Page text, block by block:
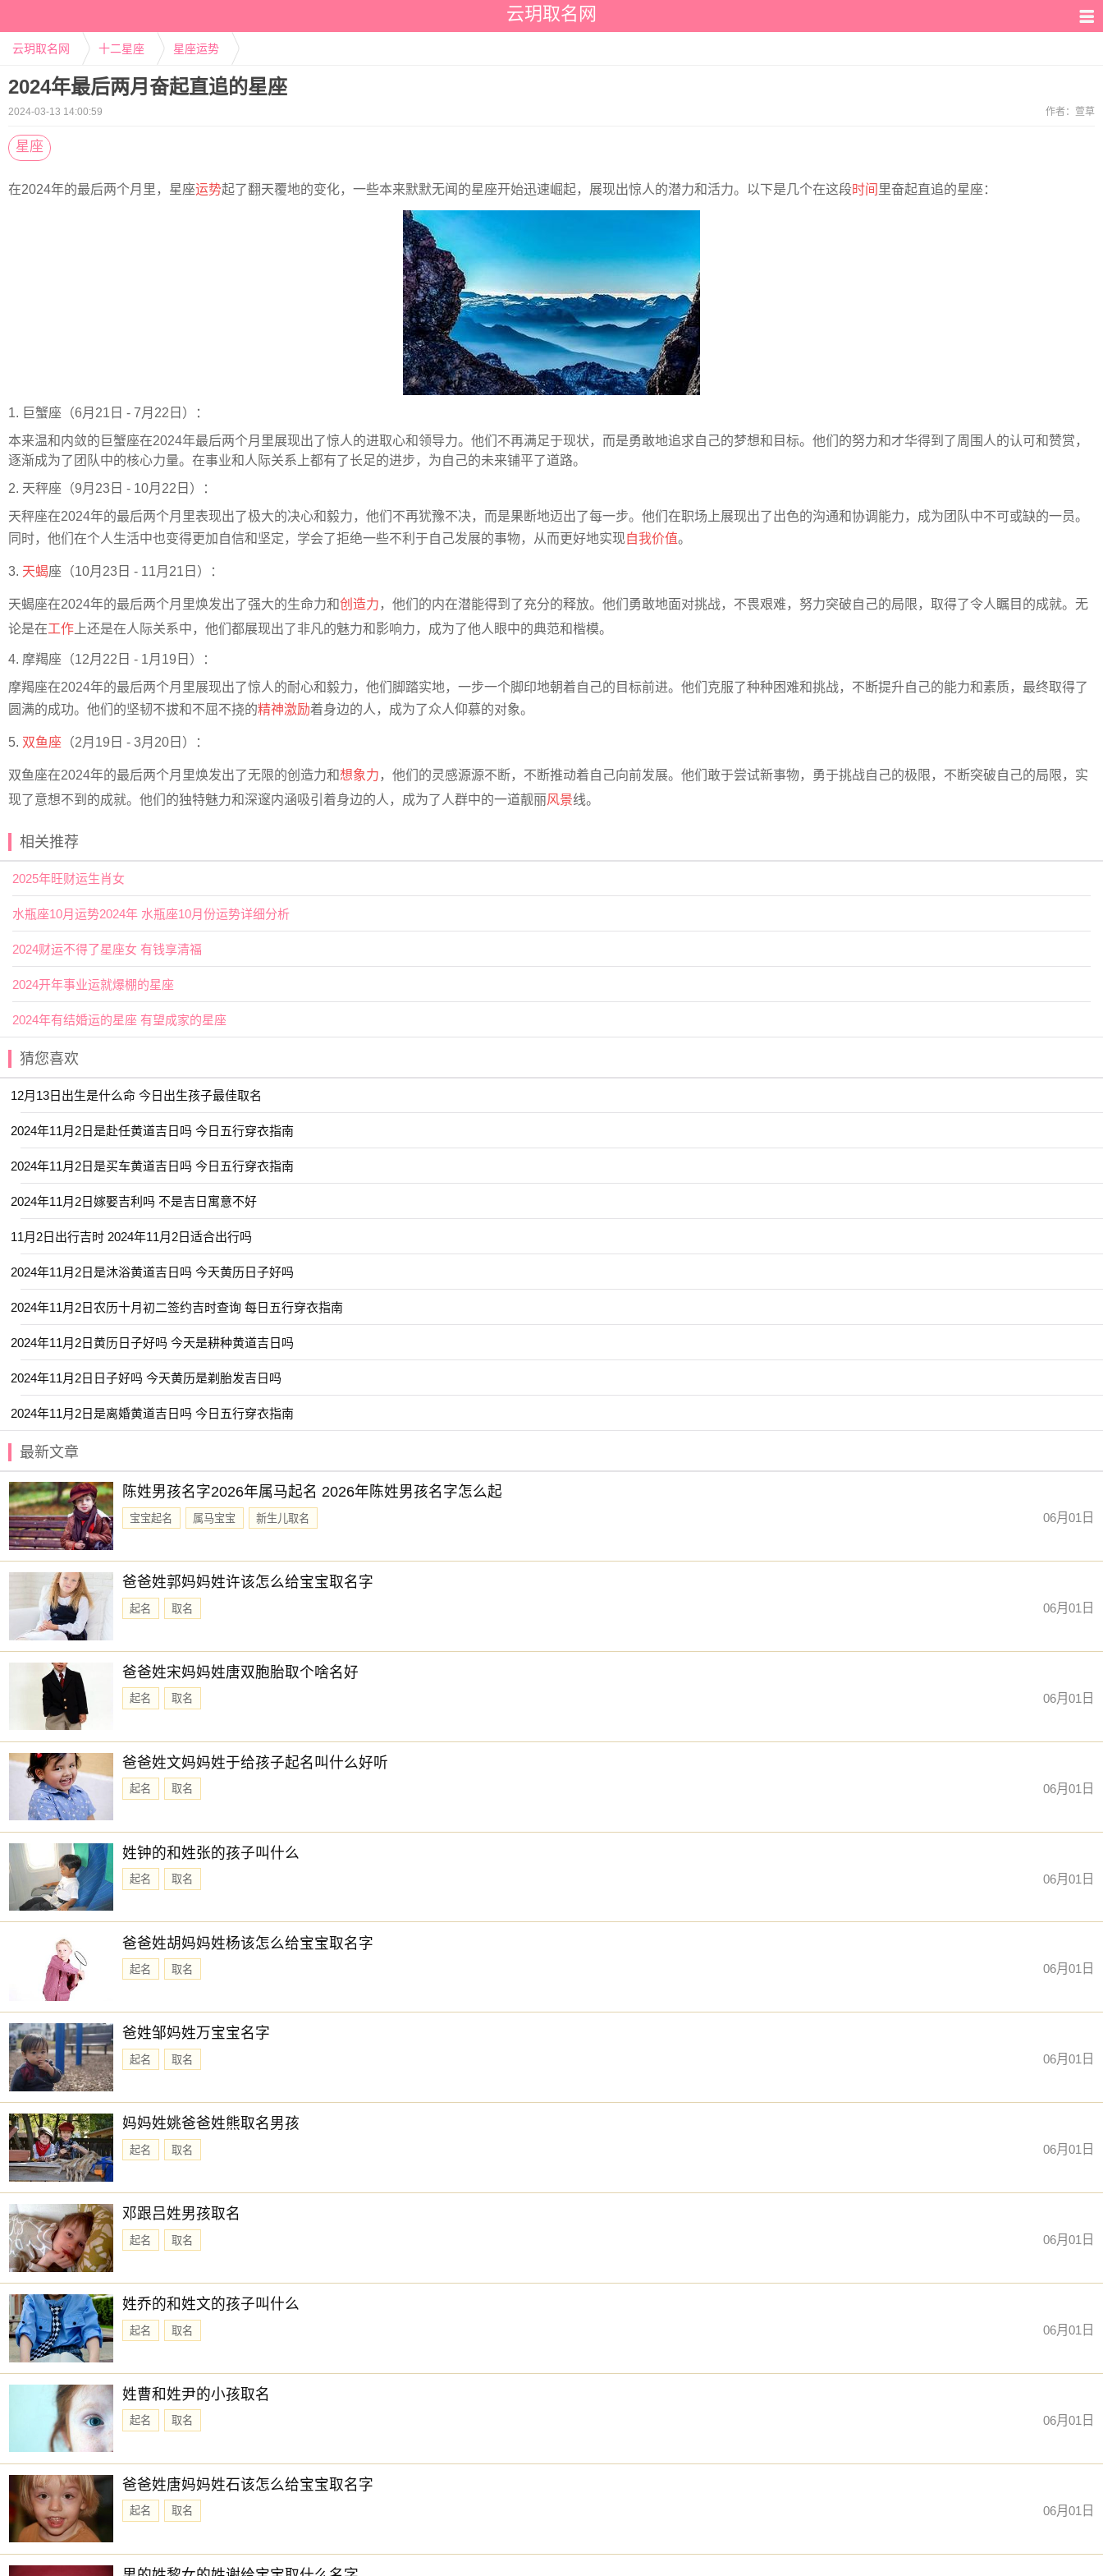
云玥取名网
云玥取名网 十二星座 星座运势
2024年最后两月奋起直追的星座
2024-03-13 14:00:59 作者： 萱草
星座
在2024年的最后两个月里，星座运势起了翻天覆地的变化，一些本来默默无闻的星座开始迅速崛起，展现出惊人的潜力和活力。以下是几个在这段时间 里奋起直追的星座：
1. 巨蟹座（6月21日 - 7月22日）：
本来温和内敛的巨蟹座在2024年最后两个月里展现出了惊人的进取心和领导力。他们不再满足于现状，而是勇敢地追求自己的梦想和目标。他们的努力和才华得到了周围人的认可和赞赏，
逐渐成为了团队中的核心力量。在事业和人际关系上都有了长足的进步，为自己的未来铺平了道路。
2. 天秤座（9月23日 - 10月22日）：
天秤座在2024年的最后两个月里表现出了极大的决心和毅力，他们不再犹豫不决，而是果断地迈出了每一步。他们在职场上展现出了出色的沟通和协调能力，成为团队中不可或缺的一员。
同时，他们在个人生活中也变得更加自信和坚定，学会了拒绝一些不利于自己发展的事物，从而更好地实现自我价值。
3. 天蝎座（10月23日 - 11月21日）：
天蝎座在2024年的最后两个月里焕发出了强大的生命力和创造力 ，他们的内在潜能得到了充分的释放。他们勇敢地面对挑战，不畏艰难，努力突破自己的局限，取得了令人瞩目的成就。无
论是在工作 上还是在人际关系中，他们都展现出了非凡的魅力和影响力，成为了他人眼中的典范和楷模。
4. 摩羯座（12月22日 - 1月19日）：
摩羯座在2024年的最后两个月里展现出了惊人的耐心和毅力，他们脚踏实地，一步一个脚印地朝着自己的目标前进。他们克服了种种困难和挑战，不断提升自己的能力和素质，最终取得了
圆满的成功。他们的坚韧不拔和不屈不挠的精神激励着身边的人，成为了众人仰慕的对象。
5. 双鱼座 （2月19日 - 3月20日）：
双鱼座在2024年的最后两个月里焕发出了无限的创造力和想象力 ，他们的灵感源源不断，不断推动着自己向前发展。他们敢于尝试新事物，勇于挑战自己的极限，不断突破自己的局限，实
现了意想不到的成就。他们的独特魅力和深邃内涵吸引着身边的人，成为了人群中的一道靓丽风景线。
相关推荐
2025年旺财运生肖女
水瓶座10月运势2024年 水瓶座10月份运势详细分析
2024财运不得了星座女 有钱享清福
2024开年事业运就爆棚的星座
2024年有结婚运的星座 有望成家的星座
猜您喜欢
12月13日出生是什么命 今日出生孩子最佳取名
2024年11月2日是赴任黄道吉日吗 今日五行穿衣指南
2024年11月2日是买车黄道吉日吗 今日五行穿衣指南
2024年11月2日嫁娶吉利吗 不是吉日寓意不好
11月2日出行吉时 2024年11月2日适合出行吗
2024年11月2日是沐浴黄道吉日吗 今天黄历日子好吗
2024年11月2日农历十月初二签约吉时查询 每日五行穿衣指南
2024年11月2日黄历日子好吗 今天是耕种黄道吉日吗
2024年11月2日日子好吗 今天黄历是剃胎发吉日吗
2024年11月2日是离婚黄道吉日吗 今日五行穿衣指南
最新文章
陈姓男孩名字2026年属马起名 2026年陈姓男孩名字怎么起
宝宝起名 属马宝宝 新生儿取名 06月01日
爸爸姓郭妈妈姓许该怎么给宝宝取名字
起名 取名 06月01日
爸爸姓宋妈妈姓唐双胞胎取个啥名好
起名 取名 06月01日
爸爸姓文妈妈姓于给孩子起名叫什么好听
起名 取名 06月01日
姓钟的和姓张的孩子叫什么
起名 取名 06月01日
爸爸姓胡妈妈姓杨该怎么给宝宝取名字
起名 取名 06月01日
爸姓邹妈姓万宝宝名字
起名 取名 06月01日
妈妈姓姚爸爸姓熊取名男孩
起名 取名 06月01日
邓跟吕姓男孩取名
起名 取名 06月01日
姓乔的和姓文的孩子叫什么
起名 取名 06月01日
姓曹和姓尹的小孩取名
起名 取名 06月01日
爸爸姓唐妈妈姓石该怎么给宝宝取名字
起名 取名 06月01日